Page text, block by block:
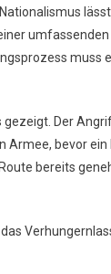
muss
gezeigt. Der
bevor ein
bereits